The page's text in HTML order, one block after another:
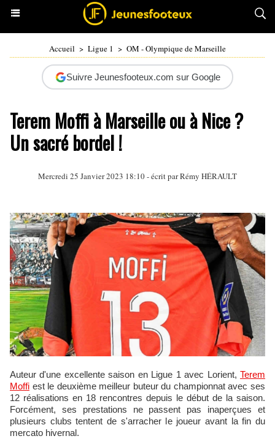
Accueil > Ligue 1 > OM - Olympique de Marseille
Suivre Jeunesfooteux.com sur Google
Terem Moffi à Marseille ou à Nice ?
Un sacré bordel !
Mercredi 25 Janvier 2023 18:10 - écrit parRémy HÉRAULT
Auteur d'une excellente saison en Ligue 1 avec Lorient, Terem
Moffi est le deuxième meilleur buteur du championnat avec ses
12 réalisations en 18 rencontres depuis le début de la saison.
Forcément, ses prestations ne passent pas inaperçues et
plusieurs clubs tentent de s'arracher le joueur avant la fin du
mercato hivernal.